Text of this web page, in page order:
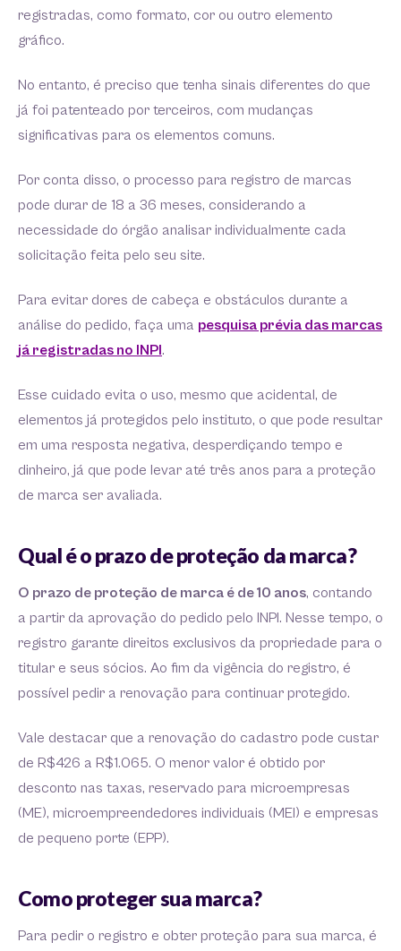
registradas, como formato, cor ou outro elemento
gráfico.
No entanto, é preciso que tenha sinais diferentes do que
já foi patenteado por terceiros, com mudanças
significativas para os elementos comuns.
Por conta disso, o processo para registro de marcas
pode durar de 18 a 36 meses, considerando a
necessidade do órgão analisar individualmente cada
solicitação feita pelo seu site.
Para evitar dores de cabeça e obstáculos durante a
análise do pedido, faça uma pesquisa prévia das marcas
já registradas no INPI.
Esse cuidado evita o uso, mesmo que acidental, de
elementos já protegidos pelo instituto, o que pode resultar
em uma resposta negativa, desperdiçando tempo e
dinheiro, já que pode levar até três anos para a proteção
de marca ser avaliada.
Qual é o prazo de proteção da marca?
O prazo de proteção de marca é de 10 anos, contando
a partir da aprovação do pedido pelo INPI. Nesse tempo, o
registro garante direitos exclusivos da propriedade para o
titular e seus sócios. Ao fim da vigência do registro, é
possível pedir a renovação para continuar protegido.
Vale destacar que a renovação do cadastro pode custar
de R$426 a R$1.065. O menor valor é obtido por
desconto nas taxas, reservado para microempresas
(ME), microempreendedores individuais (MEI) e empresas
de pequeno porte (EPP).
Como proteger sua marca?
Para pedir o registro e obter proteção para sua marca, é